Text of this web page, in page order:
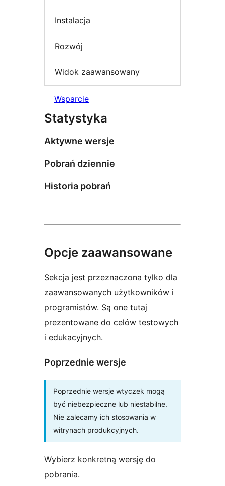
Instalacja
Rozwój
Widok zaawansowany
Wsparcie
Statystyka
Aktywne wersje
Pobrań dziennie
Historia pobrań
Opcje zaawansowane
Sekcja jest przeznaczona tylko dla
zaawansowanych użytkowników i
programistów. Są one tutaj
prezentowane do celów testowych
i edukacyjnych.
Poprzednie wersje
Poprzednie wersje wtyczek mogą
być niebezpieczne lub niestabilne.
Nie zalecamy ich stosowania w
witrynach produkcyjnych.
Wybierz konkretną wersję do
pobrania.